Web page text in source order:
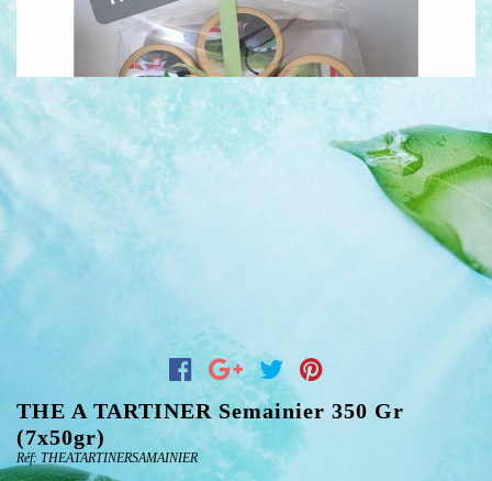
THE A TARTINER Semainier 350 Gr
(7x50gr)
Réf: THEATARTINERSAMAINIER